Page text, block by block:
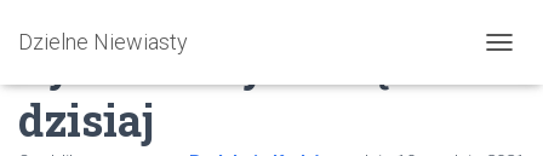
Dzielne Niewiasty
Życie zaczyna się
dzisiaj